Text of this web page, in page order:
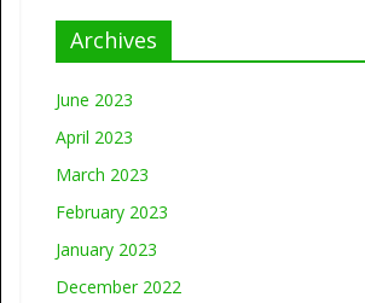
Archives
June 2023
April 2023
March 2023
February 2023
January 2023
December 2022